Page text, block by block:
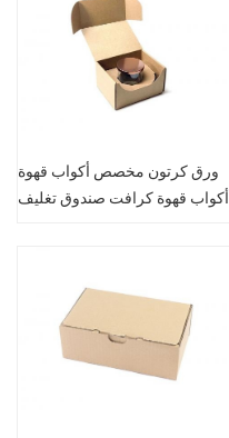
ورق كرتون مخصص أكواب قهوة
أكواب قهوة كرافت صندوق تغليف